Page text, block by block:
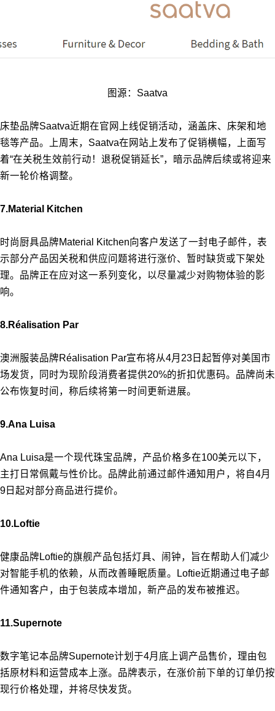
图源：Saatva
床垫品牌Saatva近期在官网上线促销活动，涵盖床、床架和地
毯等产品。上周末，Saatva在网站上发布了促销横幅，上面写
着“在关税生效前行动！退税促销延长”，暗示品牌后续或将迎来
新一轮价格调整。
7.Material Kitchen
时尚厨具品牌Material Kitchen向客户发送了一封电子邮件，表
示部分产品因关税和供应问题将进行涨价、暂时缺货或下架处
理。品牌正在应对这一系列变化，以尽量减少对购物体验的影
响。
8.Réalisation Par
澳洲服装品牌Réalisation Par宣布将从4月23日起暂停对美国市
场发货，同时为现阶段消费者提供20%的折扣优惠码。品牌尚未
公布恢复时间，称后续将第一时间更新进展。
9.Ana Luisa
Ana Luisa是一个现代珠宝品牌，产品价格多在100美元以下，
主打日常佩戴与性价比。品牌此前通过邮件通知用户，将自4月
9日起对部分商品进行提价。
10.Loftie
健康品牌Loftie的旗舰产品包括灯具、闹钟，旨在帮助人们减少
对智能手机的依赖，从而改善睡眠质量。Loftie近期通过电子邮
件通知客户，由于包装成本增加，新产品的发布被推迟。
11.Supernote
数字笔记本品牌Supernote计划于4月底上调产品售价，理由包
括原材料和运营成本上涨。品牌表示，在涨价前下单的订单仍按
现行价格处理，并将尽快发货。